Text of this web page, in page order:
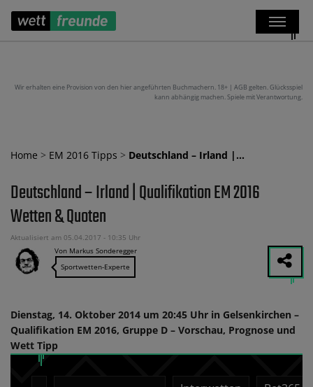
Wir erhalten eine Provision von den hier angeführten Buchmachern. 18+ | AGB gelten. Glücksspiel
kann abhängig machen. Spiele mit Verantwortung.
Home > EM 2016 Tipps > Deutschland – Irland |…
Deutschland – Irland | Qualifikation EM 2016
Wetten & Quoten
Aktualisiert am 05.04.2017 - 10:35 Uhr
Von Markus Sonderegger
Sportwetten-Experte
Dienstag, 14. Oktober 2014 um 20:45 Uhr in Gelsenkirchen –
Qualifikation EM 2016, Gruppe D – Vorschau, Prognose und
Wett Tipp